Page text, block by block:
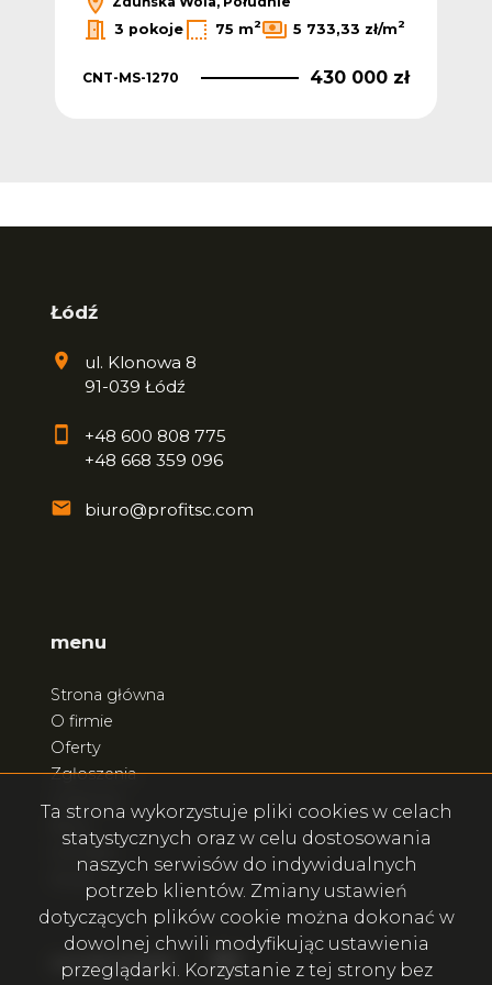
3 pokoje
75 m2 5 733,33 zł/m2
CNT-MS-1270 430 000 zł
Łódź
ul. Klonowa 8
91-039 Łódź
+48 600 808 775
+48 668 359 096
biuro@profitsc.com
menu
Strona główna
O firmie
Oferty
Zgłoszenia
Kontakt
social.media Facebook
Facebook
Ta strona wykorzystuje pliki cookies w celach
statystycznych oraz w celu dostosowania
naszych serwisów do indywidualnych
potrzeb klientów. Zmiany ustawień
dotyczących plików cookie można dokonać w
dowolnej chwili modyfikując ustawienia
przeglądarki. Korzystanie z tej strony bez